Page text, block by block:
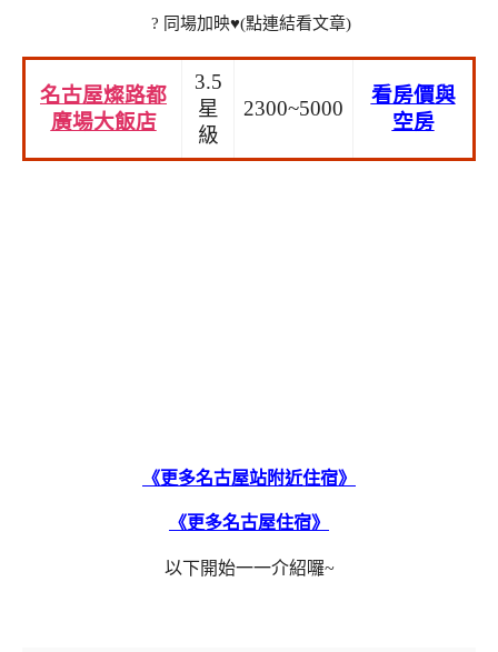
? 同場加映♥(點連結看文章)
名古屋燦路都
廣場大飯店
3.5
星
級
2300~5000
看房價與
空房
《更多名古屋站附近住宿》
《更多名古屋住宿》
以下開始一一介紹囉~